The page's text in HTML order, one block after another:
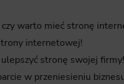
czy warto mieć stronę
internetowej!
stronę swojej firmy!
w przeniesieniu